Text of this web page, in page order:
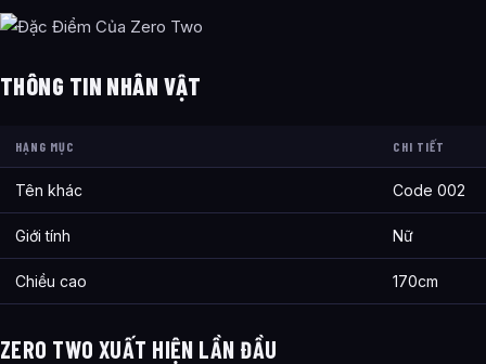
THÔNG TIN NHÂN VẬT
HẠNG MỤC CHI TIẾT
Tên khác Code 002
Giới tính Nữ
Chiều cao 170cm
ZERO TWO XUẤT HIỆN LẦN ĐẦU